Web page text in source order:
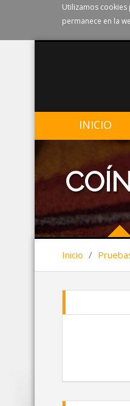
Utilizamos
permanece en la
INICIO
Inicio /